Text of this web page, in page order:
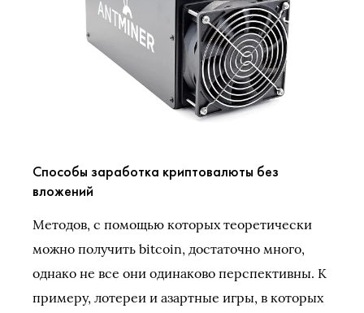
Способы заработка криптовалюты без
вложений
Методов, с помощью которых теоретически
можно получить bitcoin, достаточно много,
однако не все они одинаково перспективны. К
примеру, лотереи и азартные игры, в которых